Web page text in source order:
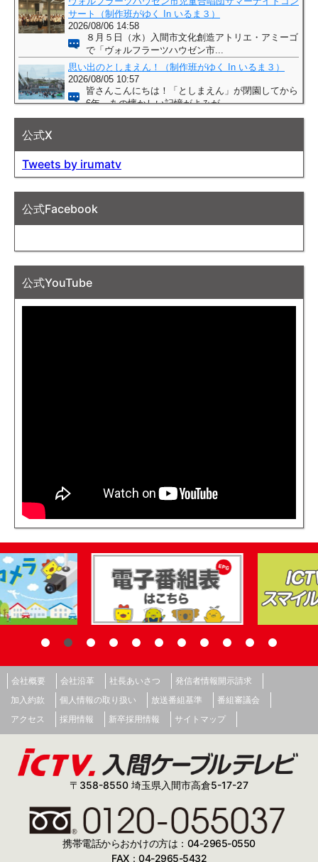
公式X
Tweets by irumatv
公式Facebook
公式YouTube
会社概要 会社沿革 社長あいさつ
発信者情報開示請求
加入約款
個人情報の取り扱い 放送番組基準
番組審議会
アクセス
採用情報 新卒採用情報 サイトマップ
〒358-8550 埼玉県入間市高倉5-17-27
携帯電話からおかけの方は：04-2965-0550
FAX：04-2965-5432